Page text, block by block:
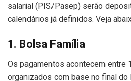
salarial (PIS/Pasep) serão
calendários já definidos. Veja
1. Bolsa Família
Os pagamentos acontecem entre
organizados com base no final